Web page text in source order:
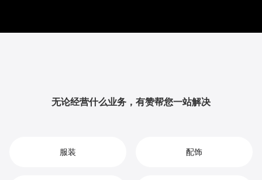
无论经营什么业务，有赞帮您一站解决
服装 配饰